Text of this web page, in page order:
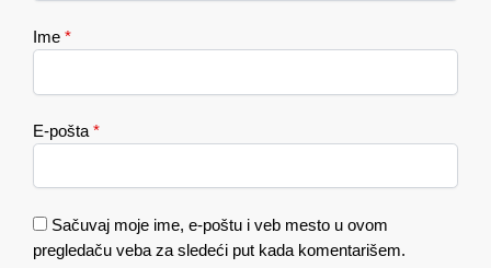
Ime *
E-pošta *
Sačuvaj moje ime, e-poštu i veb mesto u ovom
pregledaču veba za sledeći put kada komentarišem.